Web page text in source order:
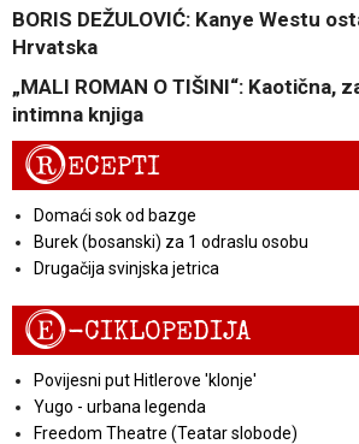
BORIS DEŽULOVIĆ: Kanye Westu
Hrvatska
„MALI ROMAN O TIŠINI“: Kaotična,
intimna knjiga
RECEPTI
Domaći sok od bazge
Burek (bosanski) za 1 odraslu osobu
Drugačija svinjska jetrica
E-CIKLOPEDIJA
Povijesni put Hitlerove 'klonje'
Yugo - urbana legenda
Freedom Theatre (Teatar slobode)